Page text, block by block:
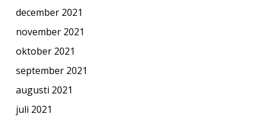
december 2021
november 2021
oktober 2021
september 2021
augusti 2021
juli 2021